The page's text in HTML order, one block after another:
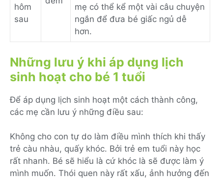
hôm
sau
mẹ có thể kể một vài câu chuyện
ngắn để đưa bé giấc ngủ dễ
hơn.
Những lưu ý khi áp dụng lịch
sinh hoạt cho bé 1 tuổi
Để áp dụng lịch sinh hoạt một cách thành công,
các mẹ cần lưu ý những điều sau:
Không cho con tự do làm điều mình thích khi thấy
trẻ càu nhàu, quấy khóc. Bởi trẻ em tuổi này học
rất nhanh. Bé sẽ hiểu là cứ khóc là sẽ được làm ý
mình muốn. Thói quen này rất xấu, ảnh hưởng đến